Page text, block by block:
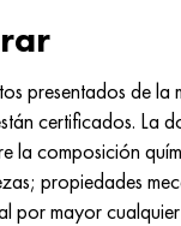
presentados de la
certificados. La
la composición
propiedades
por mayor